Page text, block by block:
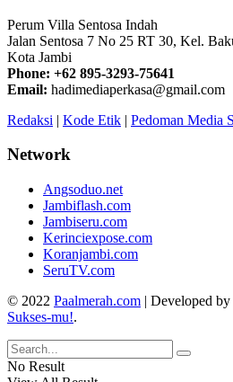
Perum Villa Sentosa Indah
Jalan Sentosa 7 No 25 RT 30, Kel.
Kota Jambi
Phone: +62 895-3293-75641
Email: hadimediaperkasa@gmail.com
Redaksi | Kode Etik | Pedoman Media
Network
Angsoduo.net
Jambiflash.com
Jambiseru.com
Kerinciexpose.com
Koranjambi.com
SeruTV.com
© 2022 Paalmerah.com | Developed by
Sukses-mu!.
No Result